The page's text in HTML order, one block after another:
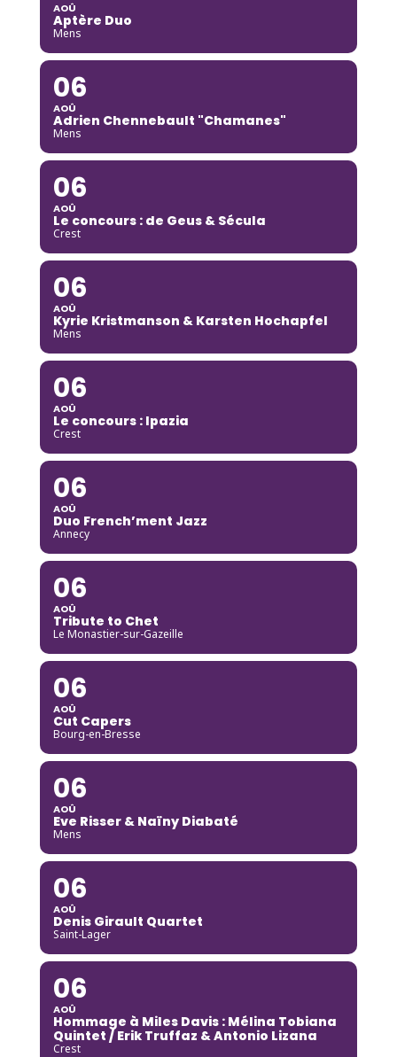
AOÛ
Aptère Duo
Mens
06
AOÛ
Adrien Chennebault "Chamanes"
Mens
06
AOÛ
Le concours : de Geus & Sécula
Crest
06
AOÛ
Kyrie Kristmanson & Karsten Hochapfel
Mens
06
AOÛ
Le concours : Ipazia
Crest
06
AOÛ
Duo French’ment Jazz
Annecy
06
AOÛ
Tribute to Chet
Le Monastier-sur-Gazeille
06
AOÛ
Cut Capers
Bourg-en-Bresse
06
AOÛ
Eve Risser & Naïny Diabaté
Mens
06
AOÛ
Denis Girault Quartet
Saint-Lager
06
AOÛ
Hommage à Miles Davis : Mélina Tobiana
Quintet / Erik Truffaz & Antonio Lizana
Crest